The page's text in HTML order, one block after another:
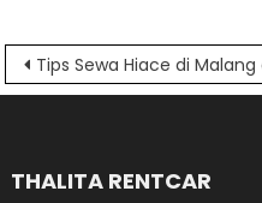
Navigasi
Tips Sewa Hiace di
THALITA RENTCAR